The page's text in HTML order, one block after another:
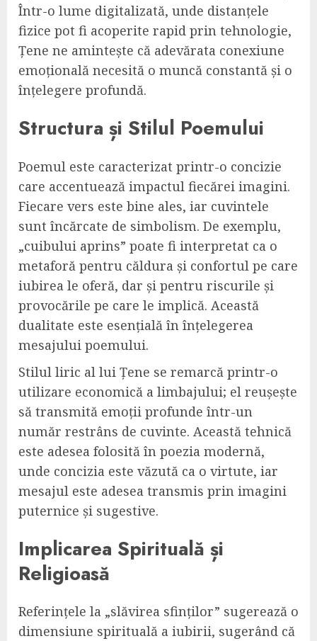
Într-o lume digitalizată, unde distanțele
fizice pot fi acoperite rapid prin tehnologie,
Țene ne amintește că adevărata conexiune
emoțională necesită o muncă constantă și o
înțelegere profundă.
Structura și Stilul Poemului
Poemul este caracterizat printr-o concizie
care accentuează impactul fiecărei imagini.
Fiecare vers este bine ales, iar cuvintele
sunt încărcate de simbolism. De exemplu,
„cuibului aprins” poate fi interpretat ca o
metaforă pentru căldura și confortul pe care
iubirea le oferă, dar și pentru riscurile și
provocările pe care le implică. Această
dualitate este esențială în înțelegerea
mesajului poemului.
Stilul liric al lui Țene se remarcă printr-o
utilizare economică a limbajului; el reușește
să transmită emoții profunde într-un
număr restrâns de cuvinte. Această tehnică
este adesea folosită în poezia modernă,
unde concizia este văzută ca o virtute, iar
mesajul este adesea transmis prin imagini
puternice și sugestive.
Implicarea Spirituală și
Religioasă
Referințele la „slăvirea sfinților” sugerează o
dimensiune spirituală a iubirii, sugerând că